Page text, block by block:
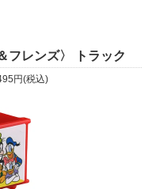
フレンズ〉 トラック
円(税込)